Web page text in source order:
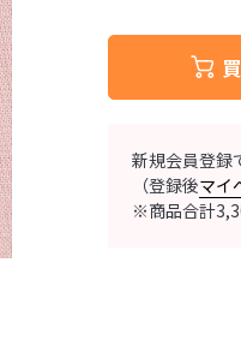
新規会員登録
（登録後マイ
※商品合計